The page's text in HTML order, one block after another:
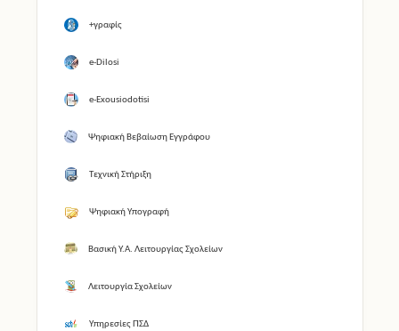
+γραφίς
e-Dilosi
e-Exousiodotisi
Ψηφιακή Βεβαίωση Εγγράφου
Τεχνική Στήριξη
Ψηφιακή Υπογραφή
Βασική Υ.Α. Λειτουργίας Σχολείων
Λειτουργία Σχολείων
Υπηρεσίες ΠΣΔ